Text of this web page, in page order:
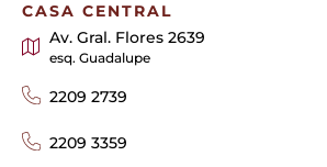
CASA CENTRAL
Av. Gral. Flores 2639
esq. Guadalupe
2209 2739
2209 3359